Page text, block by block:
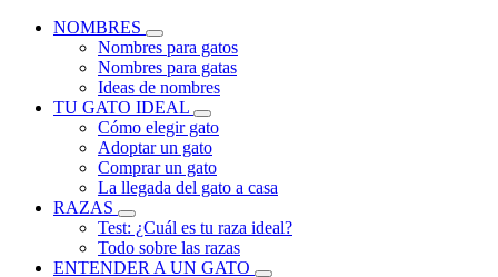
NOMBRES
Nombres para gatos
Nombres para gatas
Ideas de nombres
TU GATO IDEAL
Cómo elegir gato
Adoptar un gato
Comprar un gato
La llegada del gato a casa
RAZAS
Test: ¿Cuál es tu raza ideal?
Todo sobre las razas
ENTENDER A UN GATO